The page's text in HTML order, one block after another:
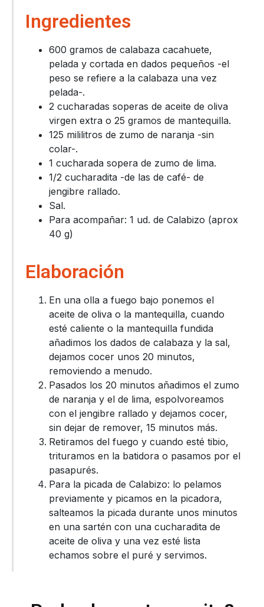
Ingredientes
600 gramos de calabaza cacahuete,
pelada y cortada en dados pequeños -el
peso se refiere a la calabaza una vez
pelada-.
2 cucharadas soperas de aceite de oliva
virgen extra o 25 gramos de mantequilla.
125 mililitros de zumo de naranja -sin
colar-.
1 cucharada sopera de zumo de lima.
1/2 cucharadita -de las de café- de
jengibre rallado.
Sal.
Para acompañar: 1 ud. de Calabizo (aprox
40 g)
Elaboración
En una olla a fuego bajo ponemos el
aceite de oliva o la mantequilla, cuando
esté caliente o la mantequilla fundida
añadimos los dados de calabaza y la sal,
dejamos cocer unos 20 minutos,
removiendo a menudo.
Pasados los 20 minutos añadimos el zumo
de naranja y el de lima, espolvoreamos
con el jengibre rallado y dejamos cocer,
sin dejar de remover, 15 minutos más.
Retiramos del fuego y cuando esté tibio,
trituramos en la batidora o pasamos por el
pasapurés.
Para la picada de Calabizo: lo pelamos
previamente y picamos en la picadora,
salteamos la picada durante unos minutos
en una sartén con una cucharadita de
aceite de oliva y una vez esté lista
echamos sobre el puré y servimos.